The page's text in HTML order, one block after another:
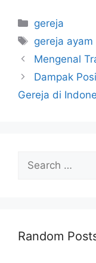
Categories
gereja
Tags
gereja ayam
Mengenal
Dampak
Gereja di
for:
Random